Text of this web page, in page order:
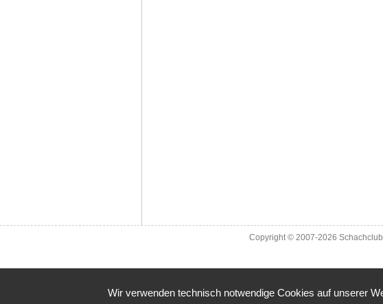
Copyright © 2007-2026
Wir verwenden technisch notwendige Cookies auf unserer